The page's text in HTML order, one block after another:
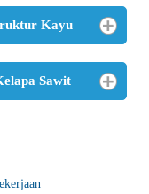
Kayu
Sawit